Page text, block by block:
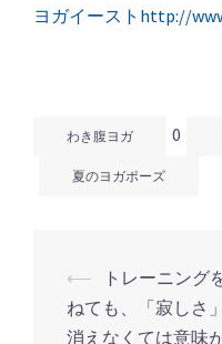
ヨガイーストhttp://
わき腹ヨガ 0
夏のヨガポーズ
投
稿
⟵
トレーニング
ねても、「寂しさ
消えなくては意味